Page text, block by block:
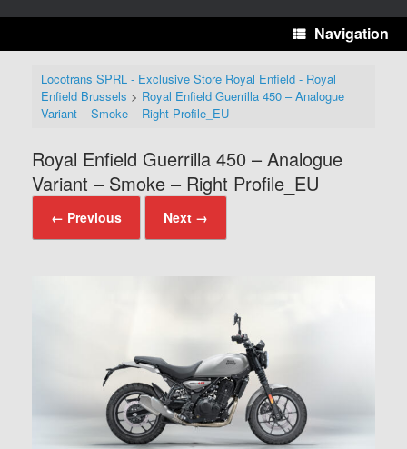
Navigation
Locotrans SPRL - Exclusive Store Royal Enfield - Royal
Enfield Brussels > Royal Enfield Guerrilla 450 – Analogue
Variant – Smoke – Right Profile_EU
Royal Enfield Guerrilla 450 – Analogue
Variant – Smoke – Right Profile_EU
← Previous Next →